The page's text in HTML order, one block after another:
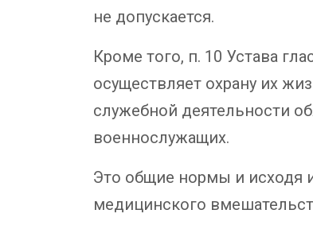
не допускается.
Кроме того, п. 10 Устава
осуществляет охрану их
служебной деятельности
военнослужащих.
Это общие нормы и исходя
медицинского